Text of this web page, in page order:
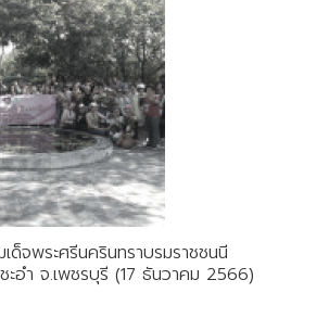
ด็จพระศรีนครินทราบรมราชชนนี
ะอำ จ.เพชรบุรี (17 ธันวาคม 2566)